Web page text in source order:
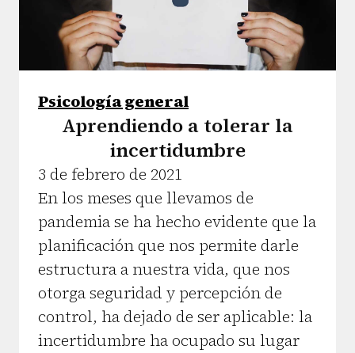
Psicología general
Aprendiendo a tolerar la
incertidumbre
3 de febrero de 2021
En los meses que llevamos de
pandemia se ha hecho evidente que la
planificación que nos permite darle
estructura a nuestra vida, que nos
otorga seguridad y percepción de
control, ha dejado de ser aplicable: la
incertidumbre ha ocupado su lugar